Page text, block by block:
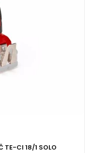
TE-CI 18/1 SOLO